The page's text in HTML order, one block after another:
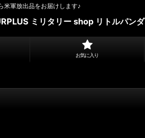
米軍放出品をお届けします♪
ミリタリー shop リトルパンダ
お気に入り